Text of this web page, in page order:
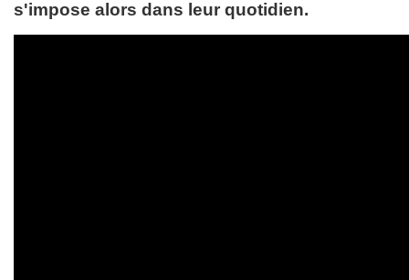
s'impose alors dans leur quotidien.